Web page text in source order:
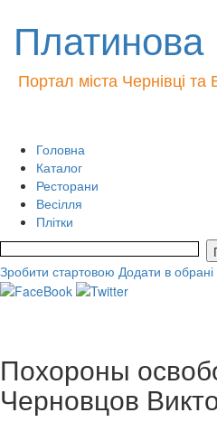
Платинова
Портал міста Чернівці та
Головна
Каталог
Ресторани
Весілля
Плітки
Зробити стартовою Додати в обрані
Похороны
Черновцов